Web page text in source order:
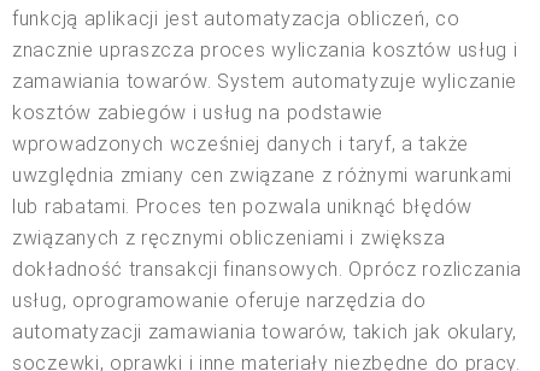
funkcją aplikacji jest automatyzacja obliczeń, co
znacznie upraszcza proces wyliczania kosztów usług i
zamawiania towarów. System automatyzuje wyliczanie
kosztów zabiegów i usług na podstawie
wprowadzonych wcześniej danych i taryf, a także
uwzględnia zmiany cen związane z różnymi warunkami
lub rabatami. Proces ten pozwala uniknąć błędów
związanych z ręcznymi obliczeniami i zwiększa
dokładność transakcji finansowych. Oprócz rozliczania
usług, oprogramowanie oferuje narzędzia do
automatyzacji zamawiania towarów, takich jak okulary,
soczewki, oprawki i inne materiały niezbędne do pracy.